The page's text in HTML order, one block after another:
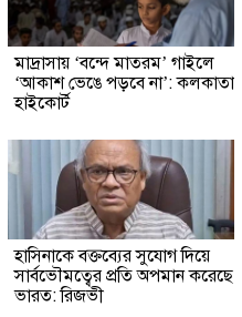
মাদ্রাসায় ‘বন্দে মাতরম’ গাইলে
‘আকাশ ভেঙে পড়বে না’: কলকাতা
হাইকোর্ট
হাসিনাকে বক্তব্যের সুযোগ দিয়ে
সার্বভৌমত্বের প্রতি অপমান করেছে
ভারত: রিজভী